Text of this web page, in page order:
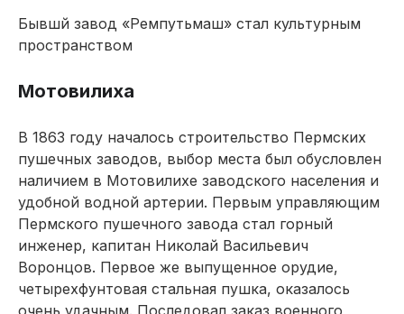
Бывшй завод «Ремпутьмаш» стал культурным
пространством
Мотовилиха
В 1863 году началось строительство Пермских
пушечных заводов, выбор места был обусловлен
наличием в Мотовилихе заводского населения и
удобной водной артерии. Первым управляющим
Пермского пушечного завода стал горный
инженер, капитан Николай Васильевич
Воронцов. Первое же выпущенное орудие,
четырехфунтовая стальная пушка, оказалось